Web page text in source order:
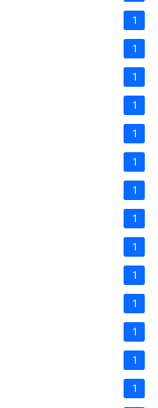
1
1
1
1
1
1
1
1
1
1
1
1
1
1